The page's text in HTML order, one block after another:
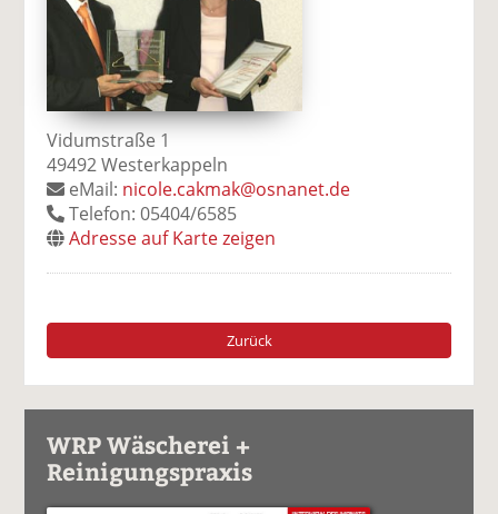
Vidumstraße 1
49492 Westerkappeln
eMail: nicole.cakmak@osnanet.de
Telefon: 05404/6585
Adresse auf Karte zeigen
Zurück
WRP Wäscherei +
Reinigungspraxis